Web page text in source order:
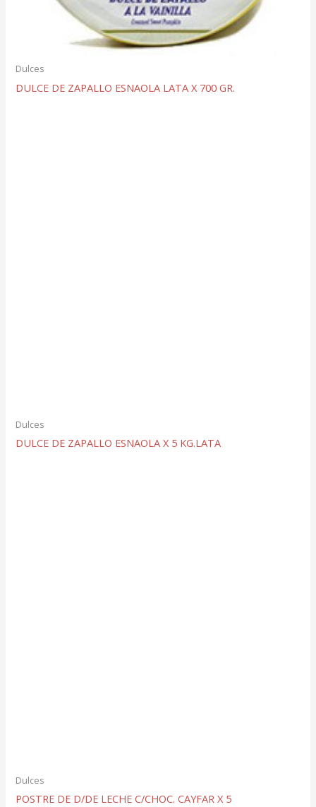
Dulces
DULCE DE ZAPALLO ESNAOLA LATA X 700 GR.
Dulces
DULCE DE ZAPALLO ESNAOLA X 5 KG.LATA
Dulces
POSTRE DE D/DE LECHE C/CHOC. CAYFAR X 5